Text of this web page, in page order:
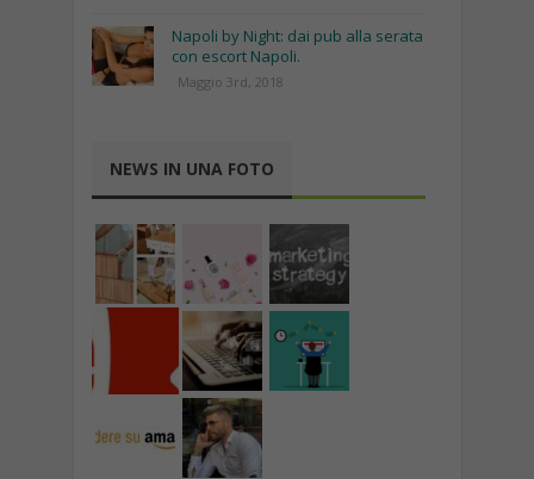
Napoli by Night: dai pub alla serata
con escort Napoli.
Maggio 3rd, 2018
NEWS IN UNA FOTO